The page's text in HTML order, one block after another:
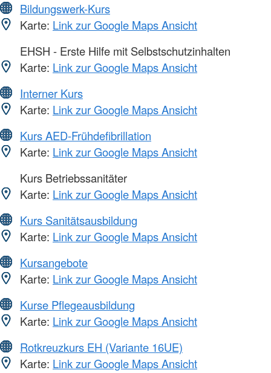
Bildungswerk-Kurs
Karte: Link zur Google Maps Ansicht
EHSH - Erste Hilfe mit Selbstschutzinhalten
Karte: Link zur Google Maps Ansicht
Interner Kurs
Karte: Link zur Google Maps Ansicht
Kurs AED-Frühdefibrillation
Karte: Link zur Google Maps Ansicht
Kurs Betriebssanitäter
Karte: Link zur Google Maps Ansicht
Kurs Sanitätsausbildung
Karte: Link zur Google Maps Ansicht
Kursangebote
Karte: Link zur Google Maps Ansicht
Kurse Pflegeausbildung
Karte: Link zur Google Maps Ansicht
Rotkreuzkurs EH (Variante 16UE)
Karte: Link zur Google Maps Ansicht